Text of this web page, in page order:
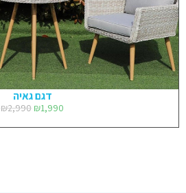
דגם גאיה
₪2,990 ₪1,990